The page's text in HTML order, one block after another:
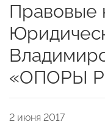
Правовые
«ОПОРЫ
2 июня 2017